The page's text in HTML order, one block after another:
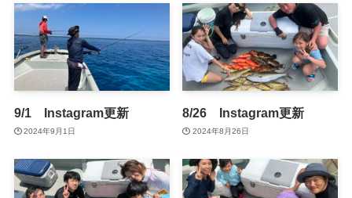
9/1 Instagram更新
2024年9月1日
8/26 Instagram更新
2024年8月26日